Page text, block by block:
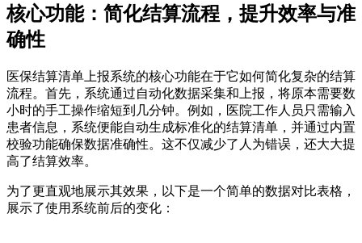
核心功能：简化结算流程，提升效率与准
确性
医保结算清单上报系统的核心功能在于它如何简化复杂的结算
流程。首先，系统通过自动化数据采集和上报，将原本需要数
小时的手工操作缩短到几分钟。例如，医院工作人员只需输入
患者信息，系统便能自动生成标准化的结算清单，并通过内置
校验功能确保数据准确性。这不仅减少了人为错误，还大大提
高了结算效率。
为了更直观地展示其效果，以下是一个简单的数据对比表格，
展示了使用系统前后的变化：